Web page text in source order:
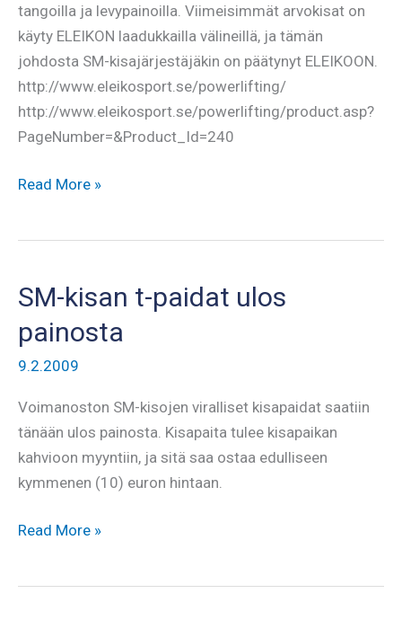
tangoilla ja levypainoilla. Viimeisimmät arvokisat on
käyty ELEIKON laadukkailla välineillä, ja tämän
johdosta SM-kisajärjestäjäkin on päätynyt ELEIKOON.
http://www.eleikosport.se/powerlifting/
http://www.eleikosport.se/powerlifting/product.asp?
PageNumber=&Product_Id=240
SM:ssä
Read More »
SM-kisan t-paidat ulos
painosta
9.2.2009
Voimanoston SM-kisojen viralliset kisapaidat saatiin
tänään ulos painosta. Kisapaita tulee kisapaikan
kahvioon myyntiin, ja sitä saa ostaa edulliseen
kymmenen (10) euron hintaan.
SM-
Read More »